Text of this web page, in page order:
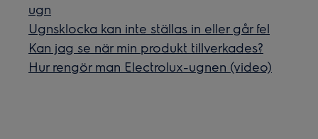
ugn
Ugnsklocka kan inte ställas in eller går fel
Kan jag se när min produkt tillverkades?
Hur rengör man Electrolux-ugnen (video)